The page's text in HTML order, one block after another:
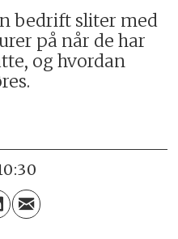
bedrift sliter med
på når de har
og hvordan